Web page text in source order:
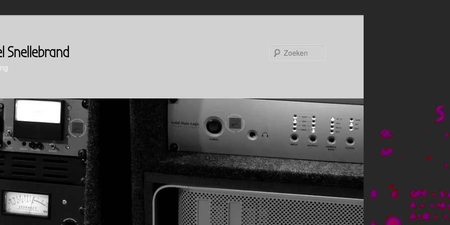
Snellebrand